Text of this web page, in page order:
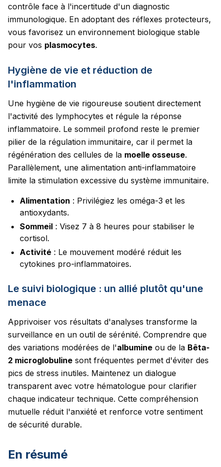
contrôle face à l'incertitude d'un diagnostic
immunologique. En adoptant des réflexes protecteurs,
vous favorisez un environnement biologique stable
pour vos plasmocytes.
Hygiène de vie et réduction de
l'inflammation
Une hygiène de vie rigoureuse soutient directement
l'activité des lymphocytes et régule la réponse
inflammatoire. Le sommeil profond reste le premier
pilier de la régulation immunitaire, car il permet la
régénération des cellules de la moelle osseuse.
Parallèlement, une alimentation anti-inflammatoire
limite la stimulation excessive du système immunitaire.
Alimentation : Privilégiez les oméga-3 et les
antioxydants.
Sommeil : Visez 7 à 8 heures pour stabiliser le
cortisol.
Activité : Le mouvement modéré réduit les
cytokines pro-inflammatoires.
Le suivi biologique : un allié plutôt qu'une
menace
Apprivoiser vos résultats d'analyses transforme la
surveillance en un outil de sérénité. Comprendre que
des variations modérées de l'albumine ou de la Bêta-
2 microglobuline sont fréquentes permet d'éviter des
pics de stress inutiles. Maintenez un dialogue
transparent avec votre hématologue pour clarifier
chaque indicateur technique. Cette compréhension
mutuelle réduit l'anxiété et renforce votre sentiment
de sécurité durable.
En résumé